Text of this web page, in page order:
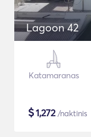
Lagoon 42
Katamaranas
$1,272/naktinis